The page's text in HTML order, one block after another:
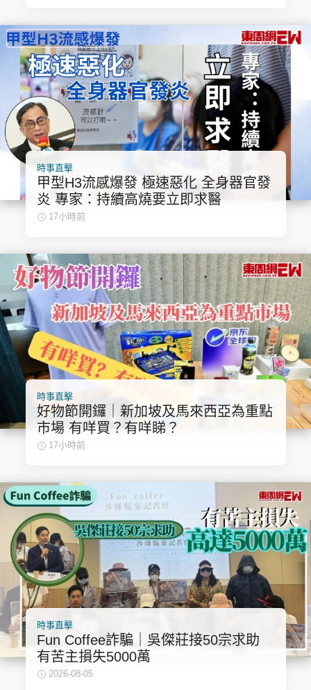
時事直擊
甲型H3流感爆發 極速惡化 全身器官發
炎 專家：持續高燒要立即求醫
17小時前
時事直擊
好物節開鑼｜新加坡及馬來西亞為重點
市場 有咩買？有咩睇？
17小時前
時事直擊
Fun Coffee詐騙｜吳傑莊接50宗求助
有苦主損失5000萬
2026-08-05